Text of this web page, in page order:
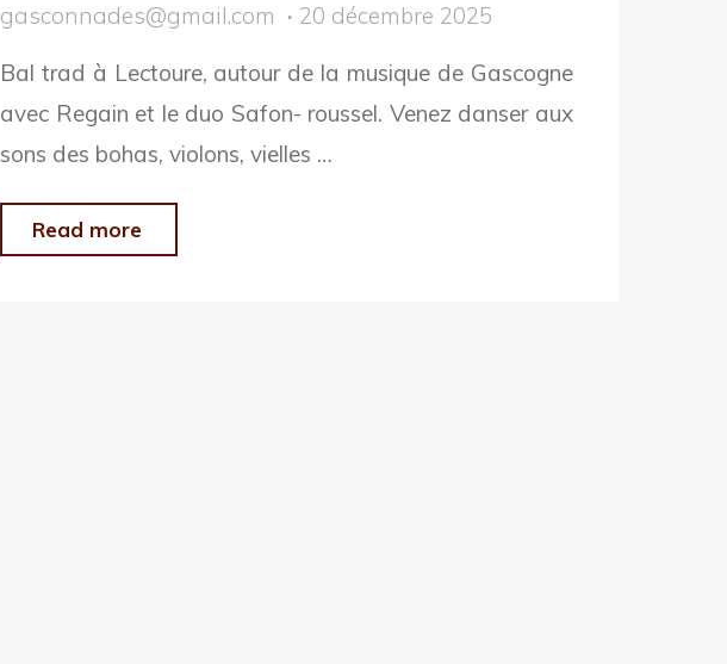
gasconnades@gmail.com 20 décembre 2025
Bal trad à Lectoure, autour de la musique de Gascogne
avec Regain et le duo Safon- roussel. Venez danser aux
sons des bohas, violons, vielles …
Read more